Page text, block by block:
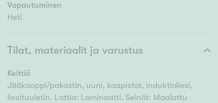
Vapautuminen
Heti
Tilat, materiaalit ja varustus
Keittiö
Jääkaappi/pakastin, uuni, kaapistot, induktioliesi,
liesituuletin. Lattia: Laminaatti. Seinät: Maalattu